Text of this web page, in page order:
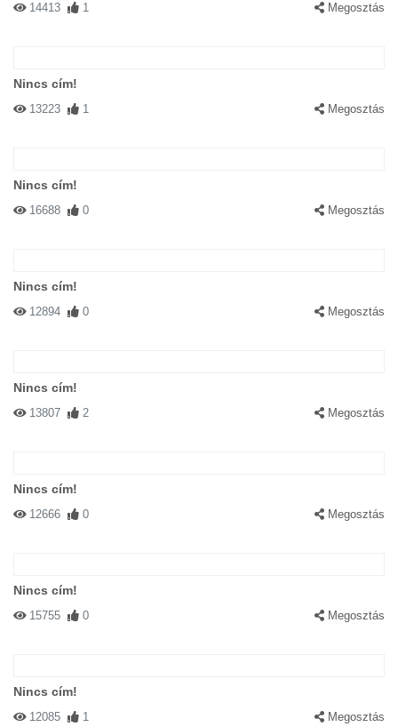
14413 1 Megosztás
Nincs cím!
13223 1 Megosztás
Nincs cím!
16688 0 Megosztás
Nincs cím!
12894 0 Megosztás
Nincs cím!
13807 2 Megosztás
Nincs cím!
12666 0 Megosztás
Nincs cím!
15755 0 Megosztás
Nincs cím!
12085 1 Megosztás